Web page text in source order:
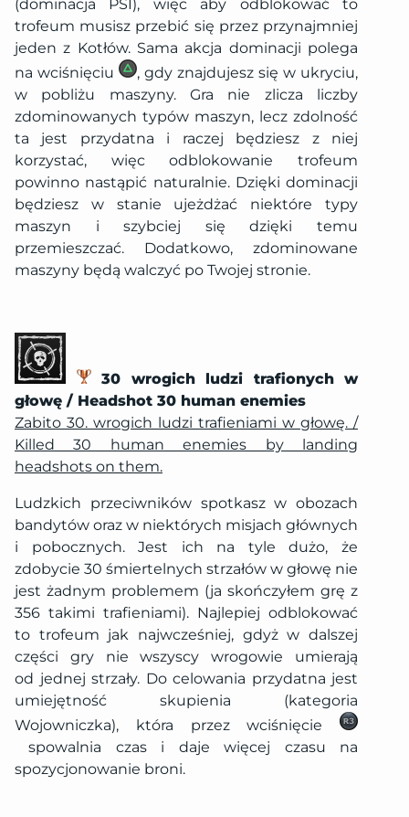
(dominacja PSI), więc aby odblokować to
trofeum musisz przebić się przez przynajmniej
jeden z Kotłów. Sama akcja dominacji polega
na wciśnięciu
, gdy znajdujesz się w ukryciu,
w pobliżu maszyny. Gra nie zlicza liczby
zdominowanych typów maszyn, lecz zdolność
ta jest przydatna i raczej będziesz z niej
korzystać, więc odblokowanie trofeum
powinno nastąpić naturalnie. Dzięki dominacji
będziesz w stanie ujeżdżać niektóre typy
maszyn i szybciej się dzięki temu
przemieszczać. Dodatkowo, zdominowane
maszyny będą walczyć po Twojej stronie.
30 wrogich ludzi trafionych w
głowę / Headshot 30 human enemies
Zabito 30. wrogich ludzi trafieniami w głowę. /
Killed 30 human enemies by landing
headshots on them.
Ludzkich przeciwników spotkasz w obozach
bandytów oraz w niektórych misjach głównych
i pobocznych. Jest ich na tyle dużo, że
zdobycie 30 śmiertelnych strzałów w głowę nie
jest żadnym problemem (ja skończyłem grę z
356 takimi trafieniami). Najlepiej odblokować
to trofeum jak najwcześniej, gdyż w dalszej
części gry nie wszyscy wrogowie umierają
od jednej strzały. Do celowania przydatna jest
umiejętność skupienia (kategoria
Wojowniczka), która przez wciśnięcie
spowalnia czas i daje więcej czasu na
spozycjonowanie broni.